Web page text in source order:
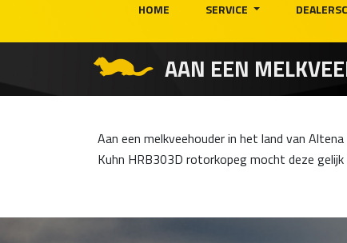
HOME SERVICE
AAN EEN
Aan een melkveehouder in het land van
Kuhn HRB303D rotorkopeg mocht deze